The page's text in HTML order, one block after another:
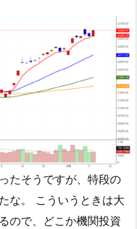
たそうですが、特段の
な。 こういうときは大
ので、どこか機関投資